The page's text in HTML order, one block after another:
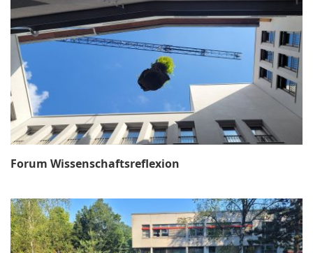
Forum Wissenschaftsreflexion